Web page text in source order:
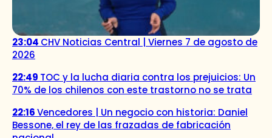
23:04 CHV Noticias Central | Viernes 7 de agosto de
2026
22:49 TOC y la lucha diaria contra los prejuicios: Un
70% de los chilenos con este trastorno no se trata
22:16Vencedores | Un negocio con historia: Daniel
Bessone, el rey de las frazadas de fabricación